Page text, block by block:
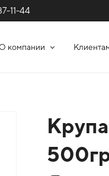
11-44
О компании